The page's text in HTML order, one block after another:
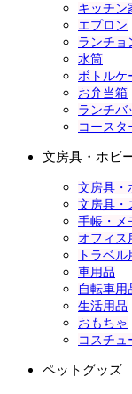
キッチン
エプロン
ランチョ
水筒
ボトルケ
お弁当箱
ランチバ
コースタ
文房具・ホビ
文房具・
文房具・
手帳・メ
オフィス
トラベル
車用品
自転車用
生活用品
おもちゃ
コスチュ
ペットグッズ